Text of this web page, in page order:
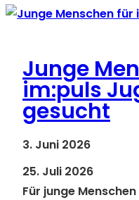
im:puls
Junge
im:puls
gesucht
3. Juni 2026
25. Juli 2026
Für junge